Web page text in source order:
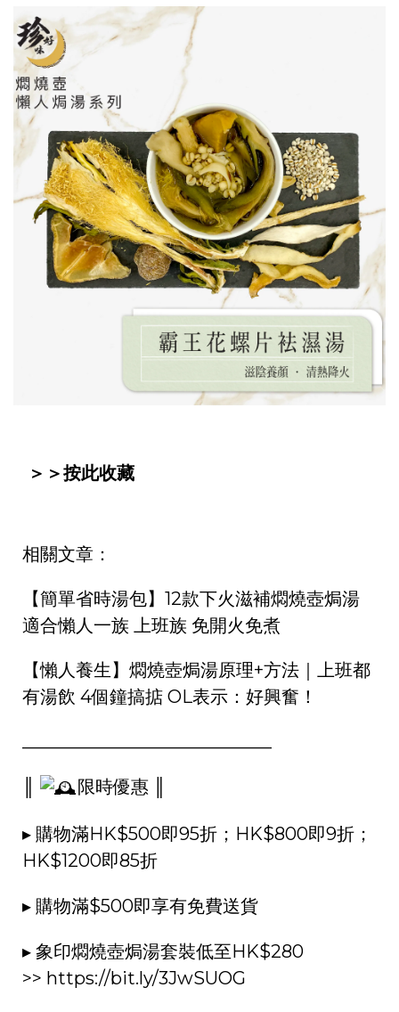
＞＞按此收藏
相關文章：
【簡單省時湯包】12款下火滋補燜燒壺焗湯
適合懶人一族 上班族 免開火免煮
【懶人養生】燜燒壺焗湯原理+方法｜上班都
有湯飲 4個鐘搞掂 OL表示：好興奮！
限時優惠 ║
▸ 購物滿HK$500即95折；HK$800即9折；
HK$1200即85折
▸ 購物滿$500即享有免費送貨
▸ 象印燜燒壺焗湯套裝低至HK$280
>> https://bit.ly/3JwSUOG